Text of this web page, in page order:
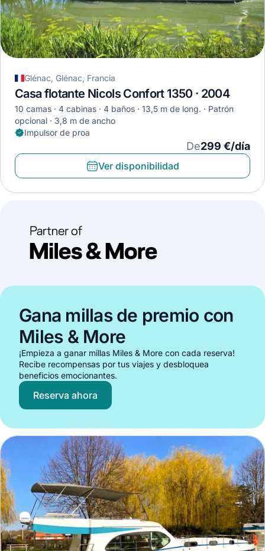
Glénac, Glénac, Francia
Casa flotante Nicols Confort 1350 · 2004
10 camas 4 cabinas 4 baños 13,5 m de long.
Patrón
opcional
3,8 m de ancho
Impulsor de proa
De299 €/día
Ver disponibilidad
Gana millas de premio con
Miles & More
¡Empieza a ganar millas Miles & More con cada reserva!
Recibe recompensas por tus viajes y desbloquea
beneficios emocionantes.
Reserva ahora